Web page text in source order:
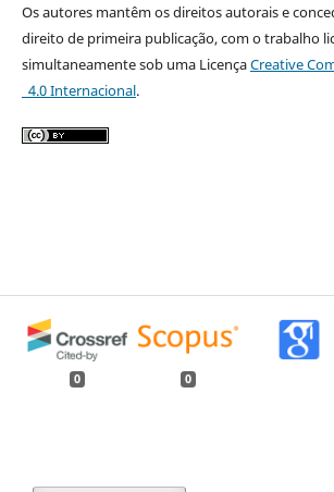
Os autores mantêm os direitos autorais e
direito de primeira publicação, com o trabalho
simultaneamente sob uma LicençaCreative
4.0 Internacional.
0 0